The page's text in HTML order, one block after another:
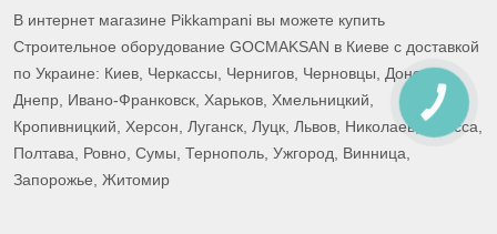
В интернет магазине Pikkampani вы можете купить
Строительное оборудование GOCMAKSAN в Киеве с доставкой
по Украине: Киев, Черкассы, Чернигов, Черновцы, Донецк,
Днепр, Ивано-Франковск, Харьков, Хмельницкий,
Кропивницкий, Херсон, Луганск, Луцк, Львов, Николаев, Одесса,
Полтава, Ровно, Сумы, Тернополь, Ужгород, Винница,
Запорожье, Житомир
КНОПКА
СВЯЗИ